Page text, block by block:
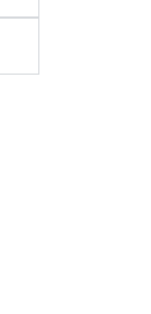
și formă